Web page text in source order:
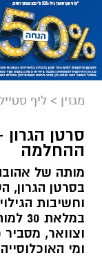
מגזין > ליף סטייל
סרטן הגרון
ההחלמה
מותה של
בסרטן הגרון,
וחשיבות
וצוואר,
ומי